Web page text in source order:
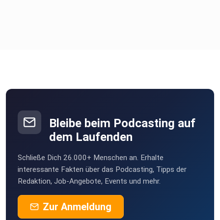
City of Lights in Jyväskylä / Foto: Christine Birkel
[42:22] Tine hat das World Sauna Forum 2019 besucht, die
Tarja und Rene getroffen. Ein Highlight war definitiv die
Rajaportti Sauna.
[44:29] In der 120 Jahre alten Rauchsauna im Frantsilan Tila
Bleibe beim Podcasting auf
dem Laufenden
Schließe Dich 26.000+ Menschen an. Erhalte
interessante Fakten über das Podcasting, Tipps der
Redaktion, Job-Angebote, Events und mehr.
Zur Anmeldung